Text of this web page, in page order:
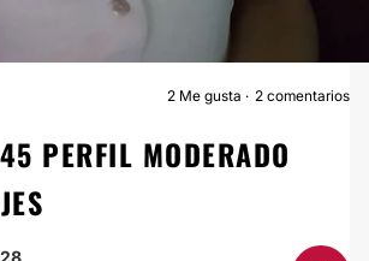
AUMENTO MAMAS
2 Me gusta 2 comentarios
PERFIL MODERADO